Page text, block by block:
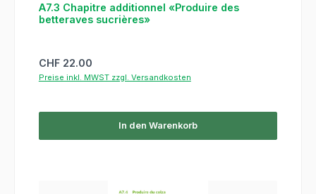
A7.3 Chapitre additionnel «Produire des
betteraves sucrières»
Regulärer Preis:
CHF 22.00
Preise inkl. MWST zzgl. Versandkosten
In den Warenkorb